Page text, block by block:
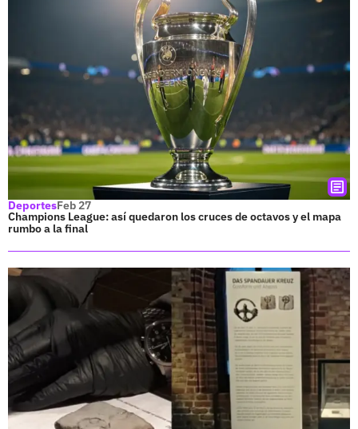
DeportesFeb 27
Champions League: así quedaron los cruces de octavos y el mapa
rumbo a la final